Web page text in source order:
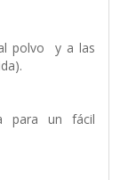
polvo
y a las
para un fácil